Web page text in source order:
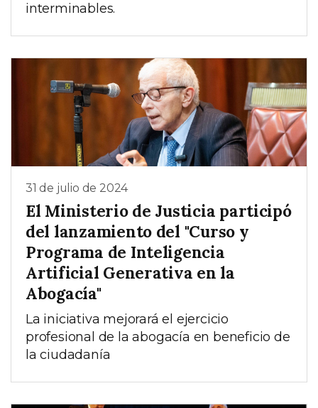
interminables.
31 de julio de 2024
El Ministerio de Justicia participó
del lanzamiento del "Curso y
Programa de Inteligencia
Artificial Generativa en la
Abogacía"
La iniciativa mejorará el ejercicio
profesional de la abogacía en beneficio de
la ciudadanía